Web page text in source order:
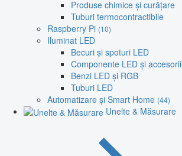
Produse chimice și curățare
Tuburi termocontractibile
Raspberry Pi (10)
Iluminat LED
Becuri și spoturi LED
Componente LED și accesorii
Benzi LED și RGB
Tuburi LED
Automatizare și Smart Home (44)
Unelte & Măsurare